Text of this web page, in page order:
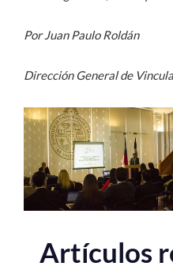
Por Juan Paulo Roldán
Dirección General de
Artículos